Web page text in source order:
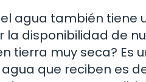
agua también tiene
disponibilidad de
tierra muy seca? Es
que reciben es